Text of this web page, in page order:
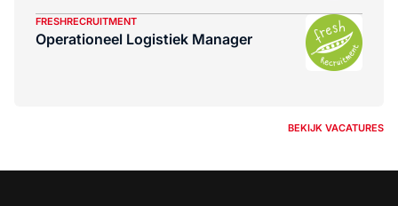
FRESHRECRUITMENT
Operationeel Logistiek Manager
BEKIJK VACATURES